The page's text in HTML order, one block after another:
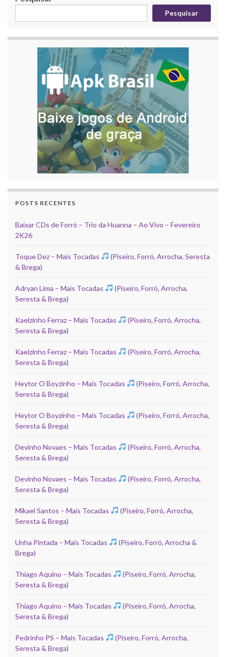
Pesquisar
POSTS RECENTES
Baixar CDs de Forró – Trio da Huanna – Ao Vivo – Fevereiro
2K26
Toque Dez – Mais Tocadas
(Piseiro, Forró, Arrocha, Seresta
& Brega)
Adryan Lima – Mais Tocadas
(Piseiro, Forró, Arrocha,
Seresta & Brega)
Kaelzinho Ferraz – Mais Tocadas
(Piseiro, Forró, Arrocha,
Seresta & Brega)
Kaelzinho Ferraz – Mais Tocadas
(Piseiro, Forró, Arrocha,
Seresta & Brega)
Heytor O Boyzinho – Mais Tocadas
(Piseiro, Forró, Arrocha,
Seresta & Brega)
Heytor O Boyzinho – Mais Tocadas
(Piseiro, Forró, Arrocha,
Seresta & Brega)
Devinho Novaes – Mais Tocadas
(Piseiro, Forró, Arrocha,
Seresta & Brega)
Devinho Novaes – Mais Tocadas
(Piseiro, Forró, Arrocha,
Seresta & Brega)
Mikael Santos – Mais Tocadas
(Piseiro, Forró, Arrocha,
Seresta & Brega)
Unha Pintada – Mais Tocadas
(Piseiro, Forró, Arrocha &
Brega)
Thiago Aquino – Mais Tocadas
(Piseiro, Forró, Arrocha,
Seresta & Brega)
Thiago Aquino – Mais Tocadas
(Piseiro, Forró, Arrocha,
Seresta & Brega)
Pedrinho PS – Mais Tocadas
(Piseiro, Forró, Arrocha,
Seresta & Brega)